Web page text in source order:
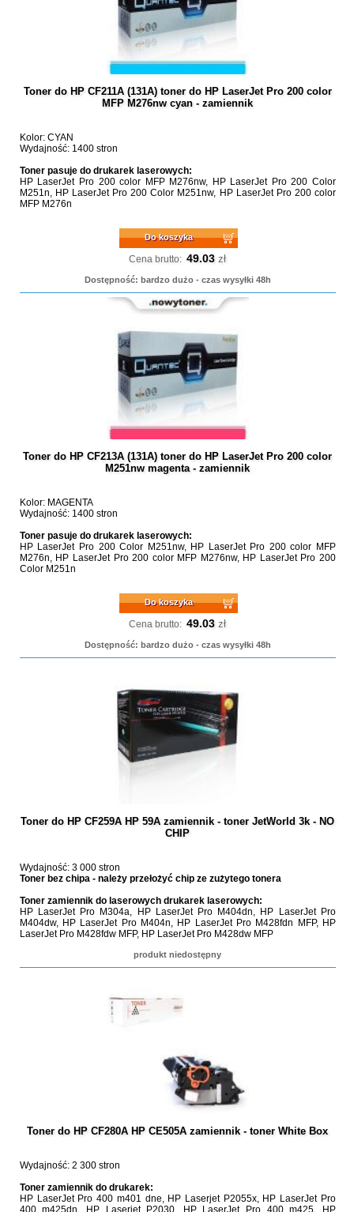
Toner do HP CF211A (131A) toner do HP LaserJet Pro 200 color
MFP M276nw cyan - zamiennik
Kolor: CYAN
Wydajność: 1400 stron
Toner pasuje do drukarek laserowych:
HP LaserJet Pro 200 color MFP M276nw, HP LaserJet Pro 200 Color
M251n, HP LaserJet Pro 200 Color M251nw, HP LaserJet Pro 200 color
MFP M276n
Do koszyka
Cena brutto: 49.03 zł
Dostępność: bardzo dużo - czas wysyłki 48h
Toner do HP CF213A (131A) toner do HP LaserJet Pro 200 color
M251nw magenta - zamiennik
Kolor: MAGENTA
Wydajność: 1400 stron
Toner pasuje do drukarek laserowych:
HP LaserJet Pro 200 Color M251nw, HP LaserJet Pro 200 color MFP
M276n, HP LaserJet Pro 200 color MFP M276nw, HP LaserJet Pro 200
Color M251n
Do koszyka
Cena brutto: 49.03 zł
Dostępność: bardzo dużo - czas wysyłki 48h
Toner do HP CF259A HP 59A zamiennik - toner JetWorld 3k - NO
CHIP
Wydajność: 3 000 stron
Toner bez chipa - należy przełożyć chip ze zużytego tonera
Toner zamiennik do laserowych drukarek laserowych:
HP LaserJet Pro M304a, HP LaserJet Pro M404dn, HP LaserJet Pro
M404dw, HP LaserJet Pro M404n, HP LaserJet Pro M428fdn MFP, HP
LaserJet Pro M428fdw MFP, HP LaserJet Pro M428dw MFP
produkt niedostępny
Toner do HP CF280A HP CE505A zamiennik - toner White Box
Wydajność: 2 300 stron
Toner zamiennik do drukarek:
HP LaserJet Pro 400 m401 dne, HP Laserjet P2055x, HP LaserJet Pro
400 m425dn, HP Laserjet P2030, HP LaserJet Pro 400 m425, HP